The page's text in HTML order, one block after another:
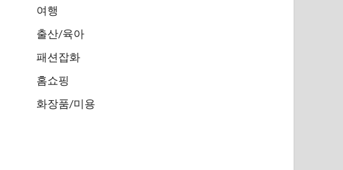
여행
출산/육아
패션잡화
홈쇼핑
화장품/미용